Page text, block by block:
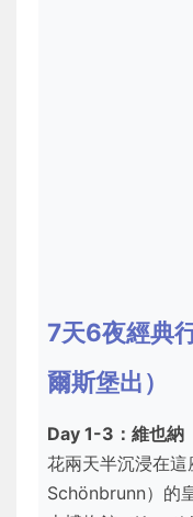
7天6夜經典
爾斯堡出）
Day 1-3：維也納
花兩天半沉浸在
Schönbrunn）的